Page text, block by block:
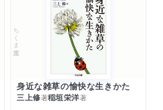
ちくま文庫
身近な雑草の愉快な生きかた
三上修著稲垣栄洋著